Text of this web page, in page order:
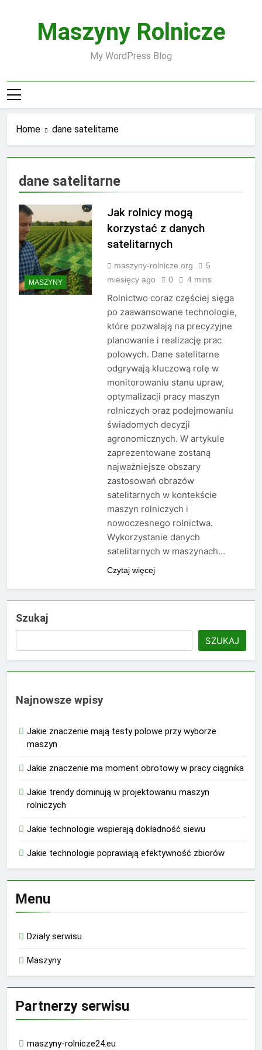
Maszyny Rolnicze
My WordPress Blog
Home dane satelitarne
dane satelitarne
MASZYNY
Jak rolnicy mogą
korzystać z danych
satelitarnych
maszyny-rolnicze.org
5
miesięcy ago
0 4 mins
Rolnictwo coraz częściej sięga
po zaawansowane technologie,
które pozwalają na precyzyjne
planowanie i realizację prac
polowych. Dane satelitarne
odgrywają kluczową rolę w
monitorowaniu stanu upraw,
optymalizacji pracy maszyn
rolniczych oraz podejmowaniu
świadomych decyzji
agronomicznych. W artykule
zaprezentowane zostaną
najważniejsze obszary
zastosowań obrazów
satelitarnych w kontekście
maszyn rolniczych i
nowoczesnego rolnictwa.
Wykorzystanie danych
satelitarnych w maszynach…
Czytaj więcej
Szukaj
SZUKAJ
Najnowsze wpisy
Jakie znaczenie mają testy polowe przy wyborze
maszyn
Jakie znaczenie ma moment obrotowy w pracy ciągnika
Jakie trendy dominują w projektowaniu maszyn
rolniczych
Jakie technologie wspierają dokładność siewu
Jakie technologie poprawiają efektywność zbiorów
Menu
Działy serwisu
Maszyny
Partnerzy serwisu
maszyny-rolnicze24.eu